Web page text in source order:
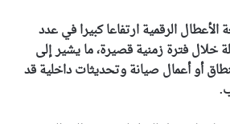
الرقمية ارتفاعا كبيرا في عدد
خلال فترة زمنية قصيرة، ما يشير إلى
أو أعمال صيانة وتحديثات داخلية قد